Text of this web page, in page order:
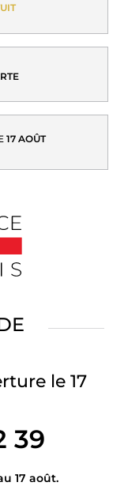
17 AOÛT
le 17
39
17 août.